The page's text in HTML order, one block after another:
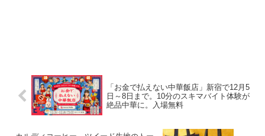
「お金で払えない中華飯店」新宿で12月5
日～8日まで。10分のスキマバイト体験が
絶品中華に。入場無料